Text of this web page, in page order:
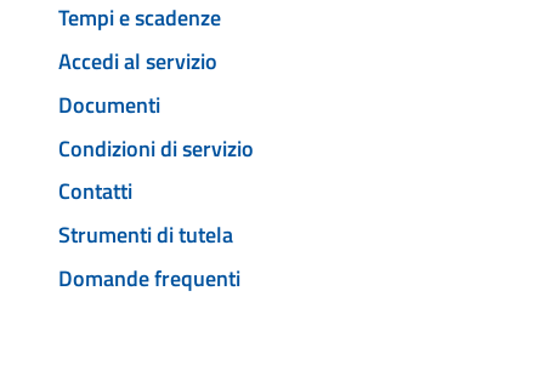
Tempi e scadenze
Accedi al servizio
Documenti
Condizioni di servizio
Contatti
Strumenti di tutela
Domande frequenti